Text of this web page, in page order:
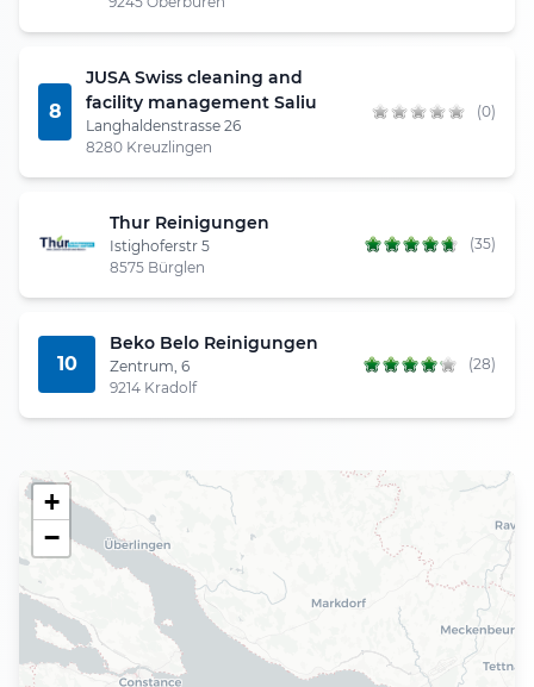
8
JUSA Swiss cleaning and
facility management Saliu
Langhaldenstrasse 26
8280 Kreuzlingen
(0)
Thur Reinigungen
Istighoferstr 5
8575 Bürglen
(35)
10
Beko Belo Reinigungen
Zentrum, 6
9214 Kradolf
(28)
+
−